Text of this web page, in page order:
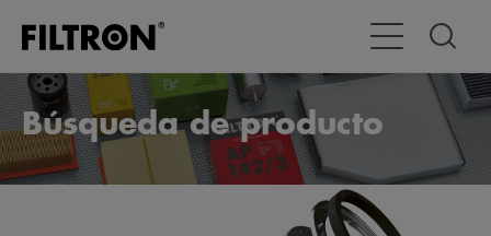
Alternar
Búsqueda de producto